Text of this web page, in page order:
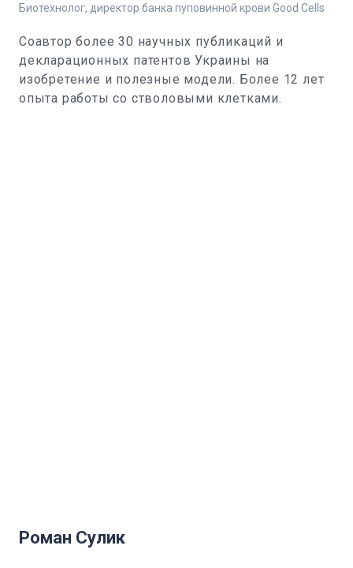
Биотехнолог, директор банка пуповинной крови Good Cells
Соавтор более 30 научных публикаций и
декларационных патентов Украины на
изобретение и полезные модели. Более 12 лет
опыта работы со стволовыми клетками.
Роман Сулик